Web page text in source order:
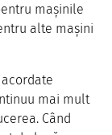
mașinile
alte mașini
mai mult
Când